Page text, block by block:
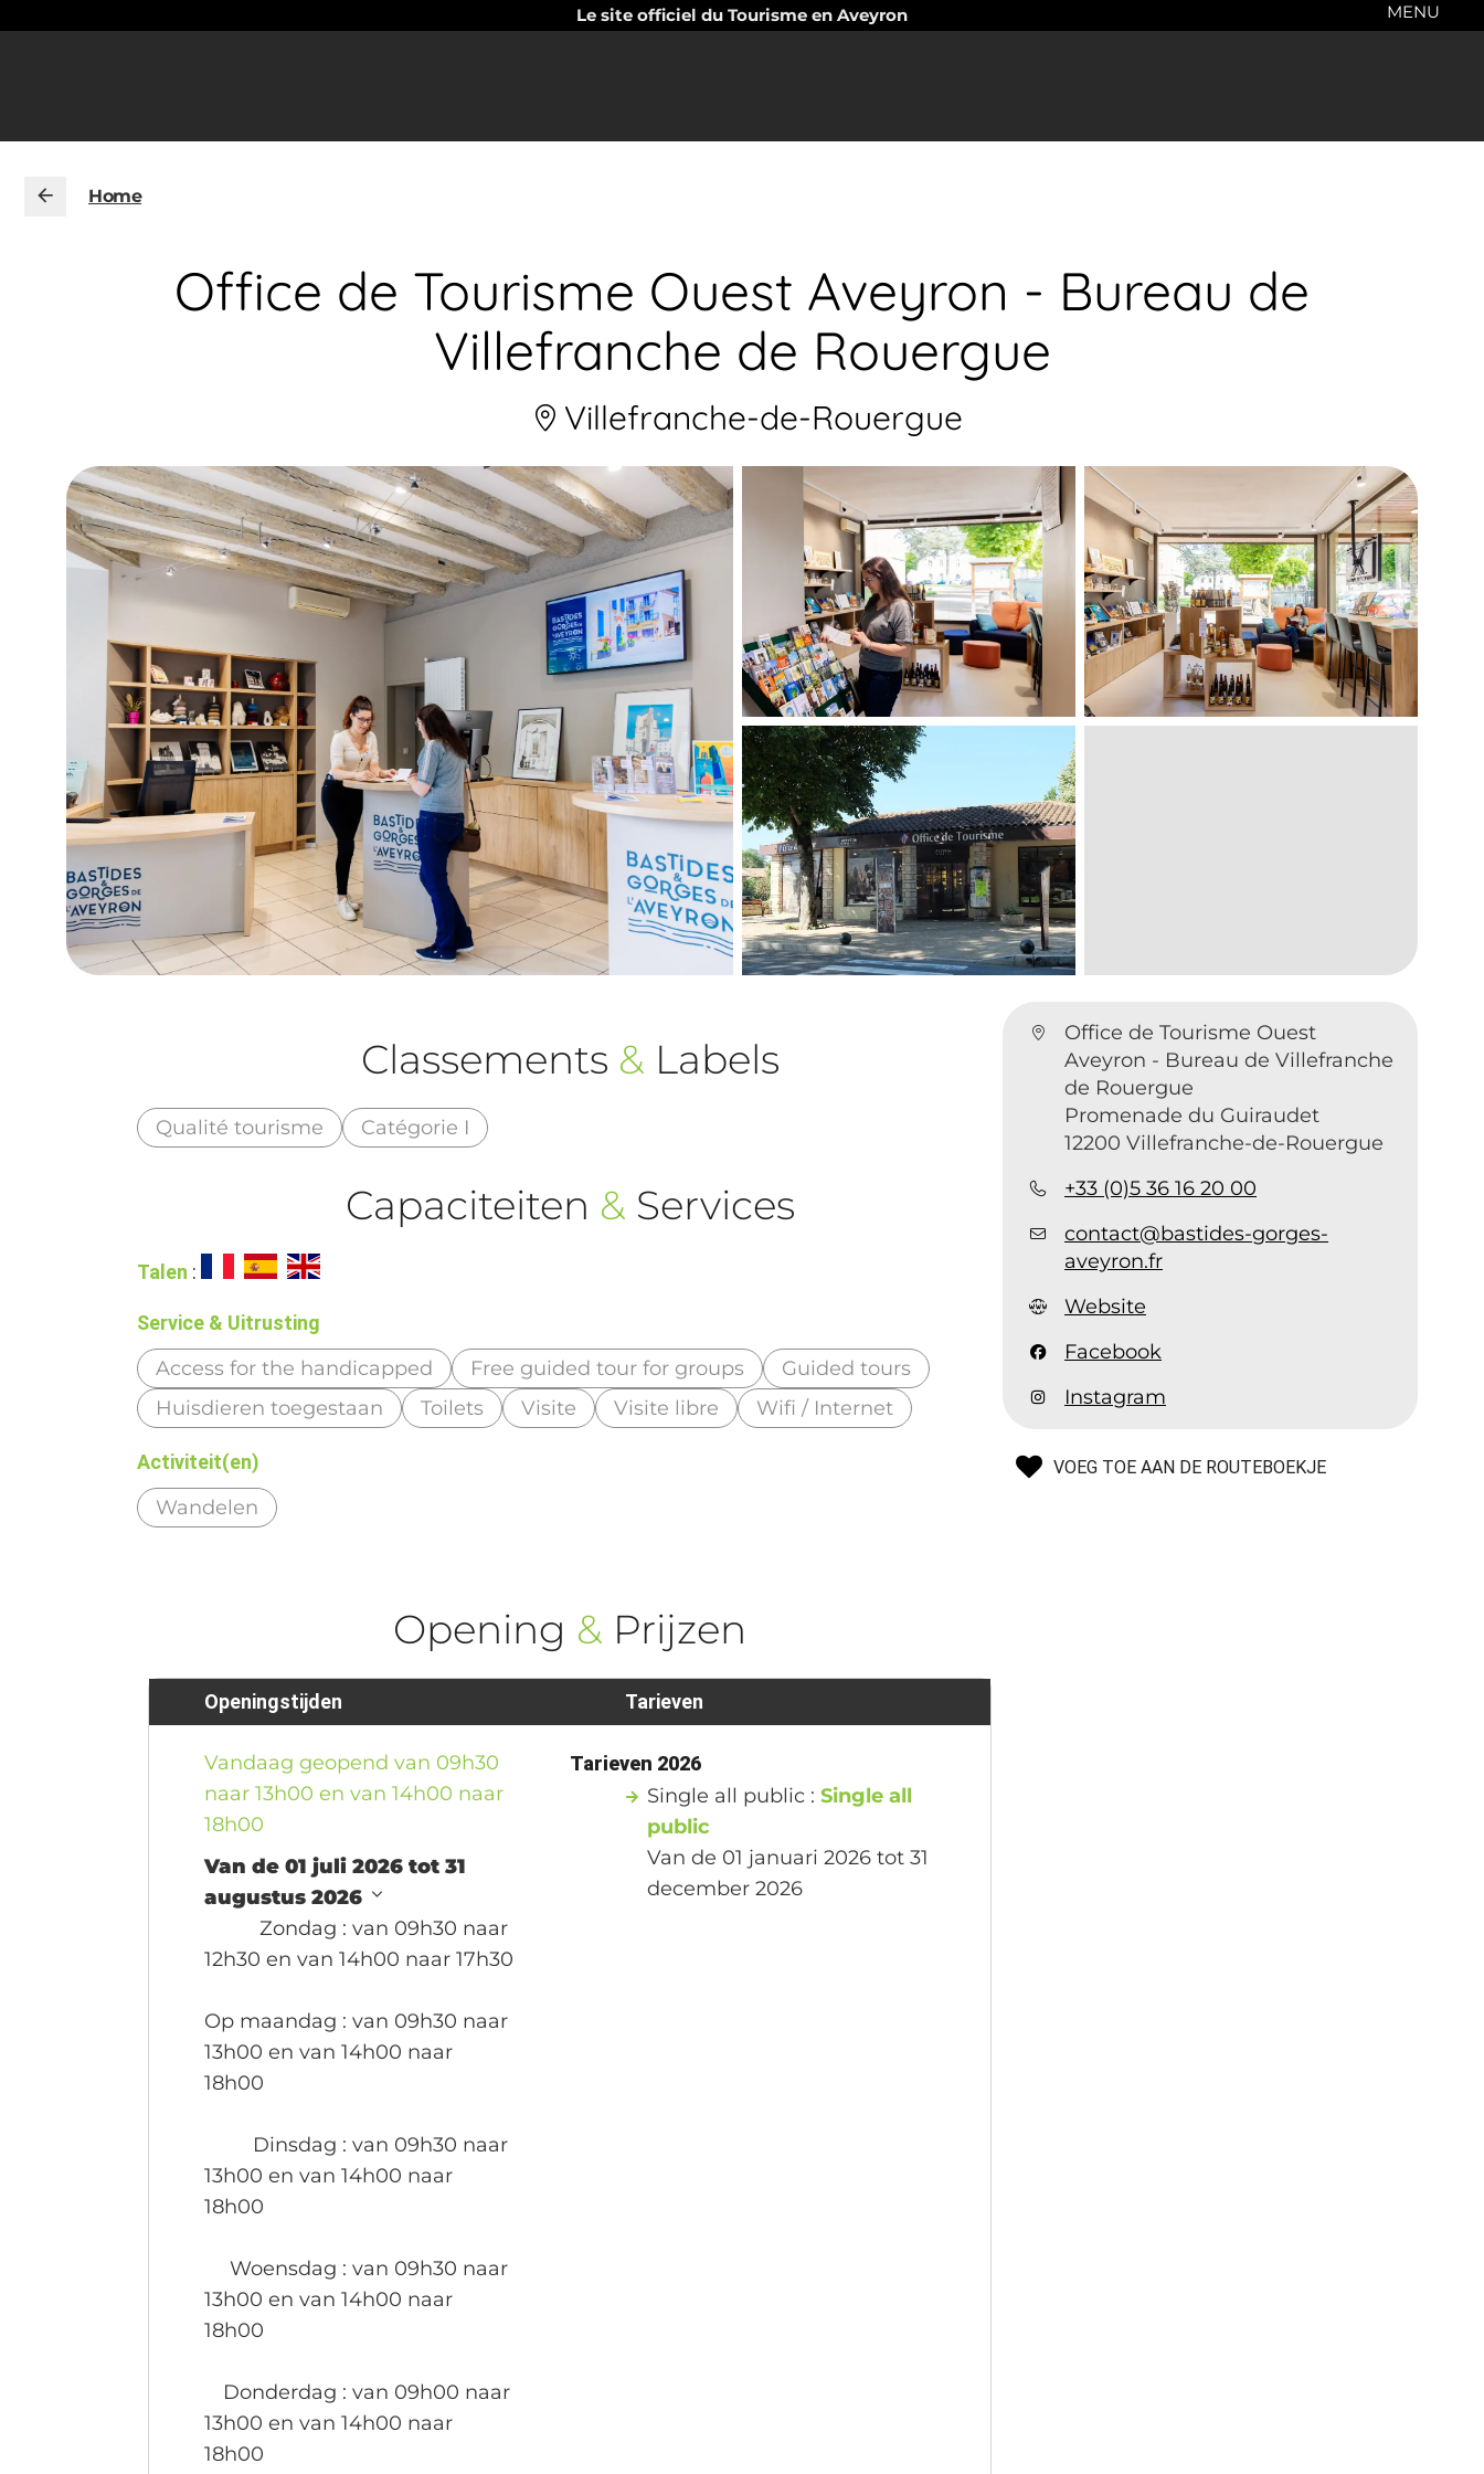
Le site officiel du Tourisme en Aveyron MENU
Home
Office de Tourisme Ouest Aveyron - Bureau de
Villefranche de Rouergue
Villefranche-de-Rouergue
Office de Tourisme Ouest
Aveyron - Bureau de Villefranche
de Rouergue
Promenade du Guiraudet
12200 Villefranche-de-Rouergue
+33 (0)5 36 16 20 00
contact@bastides-gorges-
aveyron.fr
Website
Facebook
Instagram
VOEG TOE AAN DE ROUTEBOEKJE
Classements & Labels
Qualité tourisme Catégorie I
Capaciteiten & Services
Talen :
Service & Uitrusting
Access for the handicapped Free guided tour for groups
Guided tours
Huisdieren toegestaan
Toilets Visite Visite libre Wifi / Internet
Activiteit(en)
Wandelen
Opening & Prijzen
Openingstijden
Vandaag geopend van 09h30
naar 13h00 en van 14h00 naar
18h00
Van de 01 juli 2026 tot 31
augustus 2026
Zondag : van 09h30 naar
12h30 en van 14h00 naar 17h30
Op maandag : van 09h30 naar
13h00 en van 14h00 naar
18h00
Dinsdag : van 09h30 naar
13h00 en van 14h00 naar
18h00
Woensdag : van 09h30 naar
13h00 en van 14h00 naar
18h00
Donderdag : van 09h00 naar
13h00 en van 14h00 naar
18h00
Tarieven
Tarieven 2026
Single all public :Single all
public
Van de 01 januari 2026 tot 31
december 2026